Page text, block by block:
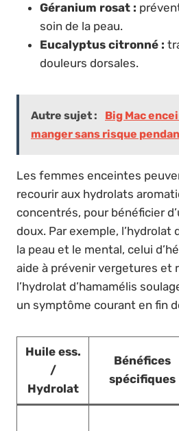
Géranium rosat :
soin de la peau.
Eucalyptus citronné :
douleurs dorsales.
Autre sujet :
Big Mac
manger sans risque
Les femmes enceintes
recourir aux hydrolats
concentrés, pour bénéficier
doux. Par exemple, l’hydrolat
la peau et le mental, celui
aide à prévenir vergetures et
l’hydrolat d’hamamélis
un symptôme courant en fin
Huile ess.
/
Hydrolat
Bénéfices
spécifiques